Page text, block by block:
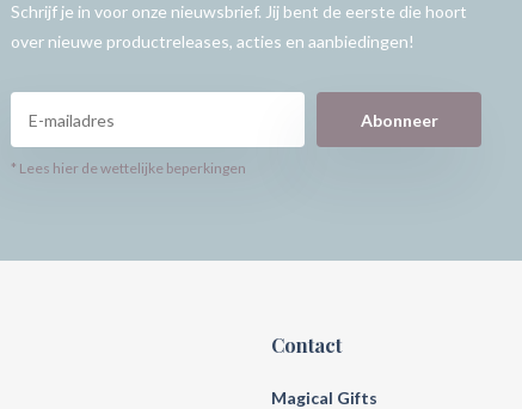
Schrijf je in voor onze nieuwsbrief. Jij bent de eerste die hoort
over nieuwe productreleases, acties en aanbiedingen!
Abonneer
* Lees hier de wettelijke beperkingen
Contact
Magical Gifts